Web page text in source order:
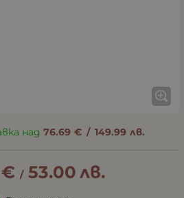
над 76.69 € / 149.99 лв.
€ / 53.00 лв.